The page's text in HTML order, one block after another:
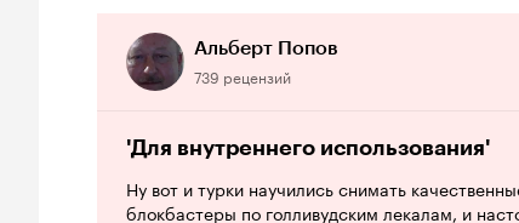
Альберт Попов
739 рецензий
'Для внутреннего использования'
Ну вот и турки научились снимать
блокбастеры по голливудским лекалам, и